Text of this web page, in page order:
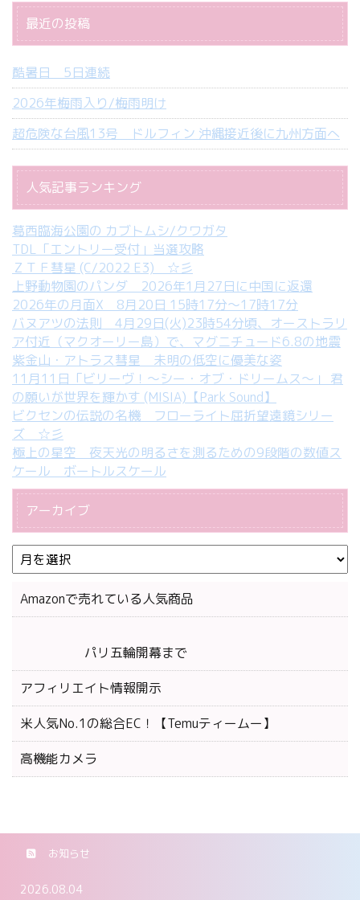
最近の投稿
酷暑日 5日連続
2026年梅雨入り/梅雨明け
超危険な台風13号 ドルフィン 沖縄接近後に九州方面へ
人気記事ランキング
葛西臨海公園の カブトムシ/クワガタ
TDL「エントリー受付」当選攻略
ＺＴＦ彗星 (C/2022 E3) ☆彡
上野動物園のパンダ 2026年1月27日に中国に返還
2026年の月面X 8月20日 15時17分～17時17分
バヌアツの法則 4月29日(火)23時54分頃、オーストラリ
ア付近（マクオーリー島）で、マグニチュード6.8の地震
紫金山・アトラス彗星 未明の低空に優美な姿
11月11日「ビリーヴ！～シー・オブ・ドリームス～」 君
の願いが世界を輝かす (MISIA)【Park Sound】
ビクセンの伝説の名機 フローライト屈折望遠鏡シリー
ズ ☆彡
極上の星空 夜天光の明るさを測るための9段階の数値ス
ケール ボートルスケール
アーカイブ
Amazonで売れている人気商品
パリ五輪開幕まで
アフィリエイト情報開示
米人気No.1の総合EC！【Temuティームー】
高機能カメラ
お知らせ
2026.08.04